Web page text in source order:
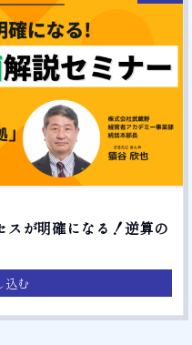
スが明確になる！逆算の
込む